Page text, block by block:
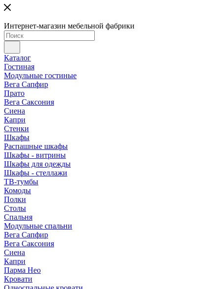
Интернет-магазин мебельной фабрики
Каталог
Гостиная
Модульные гостиные
Вега Сапфир
Прато
Вега Саксония
Сиена
Капри
Стенки
Шкафы
Распашные шкафы
Шкафы - витрины
Шкафы для одежды
Шкафы - стеллажи
ТВ-тумбы
Комоды
Полки
Столы
Спальня
Модульные спальни
Вега Сапфир
Вега Саксония
Сиена
Капри
Парма Нео
Кровати